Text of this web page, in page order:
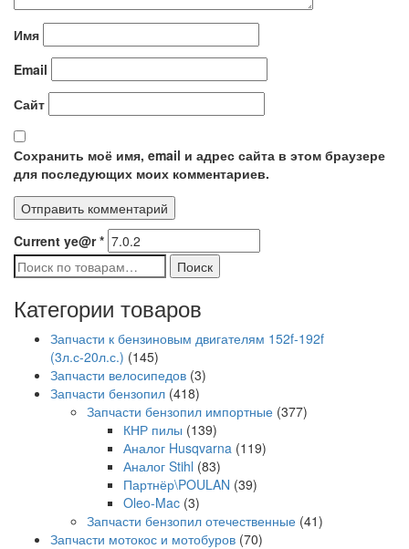
Имя
Email
Сайт
Сохранить моё имя, email и адрес сайта в этом браузере
для последующих моих комментариев.
Current ye@r*
Искать:
Поиск
Категории товаров
Запчасти к бензиновым двигателям 152f-192f
(3л.с-20л.с.) (145)
Запчасти велосипедов (3)
Запчасти бензопил (418)
Запчасти бензопил импортные (377)
КНР пилы (139)
Аналог Husqvarna (119)
Аналог Stihl (83)
Партнёр\POULAN (39)
Oleo-Mac (3)
Запчасти бензопил отечественные (41)
Запчасти мотокос и мотобуров (70)